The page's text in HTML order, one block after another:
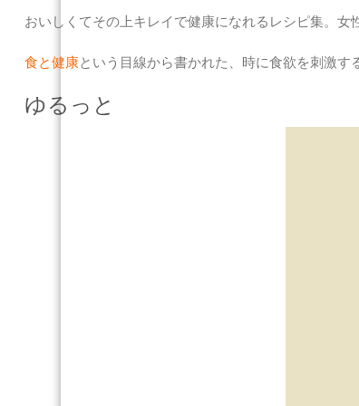
おいしくてその上キレイで健康になれるレシピ集。
食と健康という目線から書かれた、時に食欲を刺激
ゆるっと